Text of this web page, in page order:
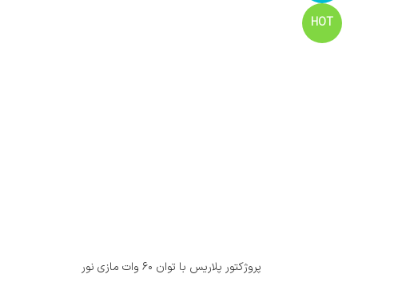
HOT
پروژکتور پلاریس با توان ۶۰ وات مازی نور